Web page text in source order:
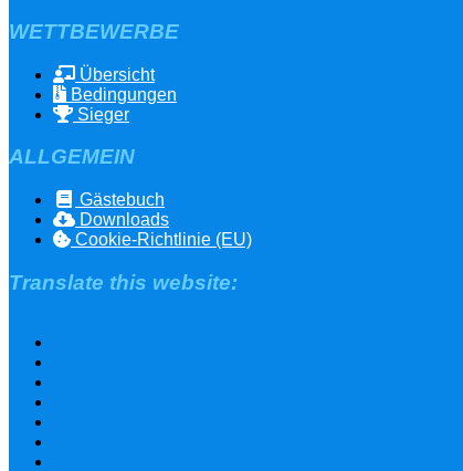
WETTBEWERBE
Übersicht
Bedingungen
Sieger
ALLGEMEIN
Gästebuch
Downloads
Cookie-Richtlinie (EU)
Translate this website: